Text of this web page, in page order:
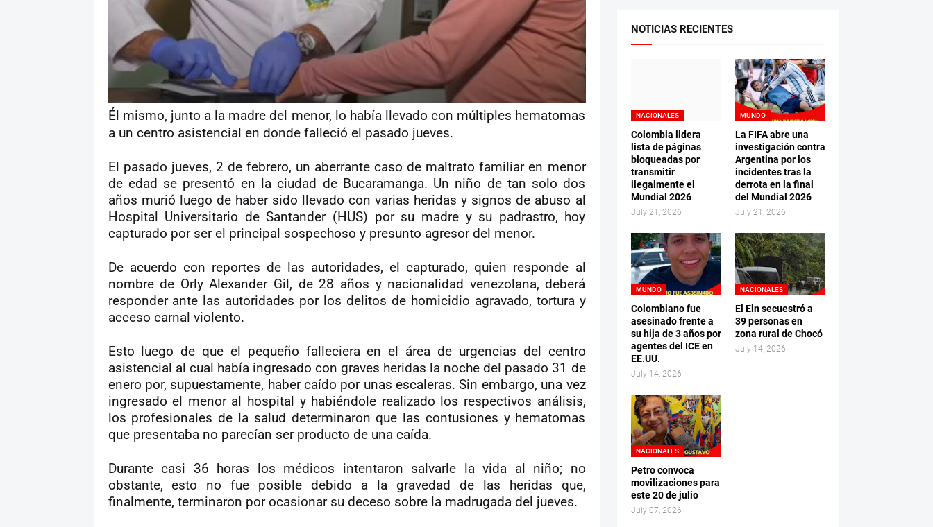
Él mismo, junto a la madre del menor, lo había llevado con múltiples hematomas
a un centro asistencial en donde falleció el pasado jueves.
El pasado jueves, 2 de febrero, un aberrante caso de maltrato familiar en menor
de edad se presentó en la ciudad de Bucaramanga. Un niño de tan solo dos
años murió luego de haber sido llevado con varias heridas y signos de abuso al
Hospital Universitario de Santander (HUS) por su madre y su padrastro, hoy
capturado por ser el principal sospechoso y presunto agresor del menor.
De acuerdo con reportes de las autoridades, el capturado, quien responde al
nombre de Orly Alexander Gil, de 28 años y nacionalidad venezolana, deberá
responder ante las autoridades por los delitos de homicidio agravado, tortura y
acceso carnal violento.
Esto luego de que el pequeño falleciera en el área de urgencias del centro
asistencial al cual había ingresado con graves heridas la noche del pasado 31 de
enero por, supuestamente, haber caído por unas escaleras. Sin embargo, una vez
ingresado el menor al hospital y habiéndole realizado los respectivos análisis,
los profesionales de la salud determinaron que las contusiones y hematomas
que presentaba no parecían ser producto de una caída.
Durante casi 36 horas los médicos intentaron salvarle la vida al niño; no
obstante, esto no fue posible debido a la gravedad de las heridas que,
finalmente, terminaron por ocasionar su deceso sobre la madrugada del jueves.
NOTICIAS RECIENTES
NACIONALES
Colombia lidera
lista de páginas
bloqueadas por
transmitir
ilegalmente el
Mundial 2026
July 21, 2026
MUNDO
La FIFA abre una
investigación contra
Argentina por los
incidentes tras la
derrota en la final
del Mundial 2026
July 21, 2026
MUNDO
Colombiano fue
asesinado frente a
su hija de 3 años por
agentes del ICE en
EE.UU.
July 14, 2026
NACIONALES
El Eln secuestró a
39 personas en
zona rural de Chocó
July 14, 2026
NACIONALES
Petro convoca
movilizaciones para
este 20 de julio
July 07, 2026